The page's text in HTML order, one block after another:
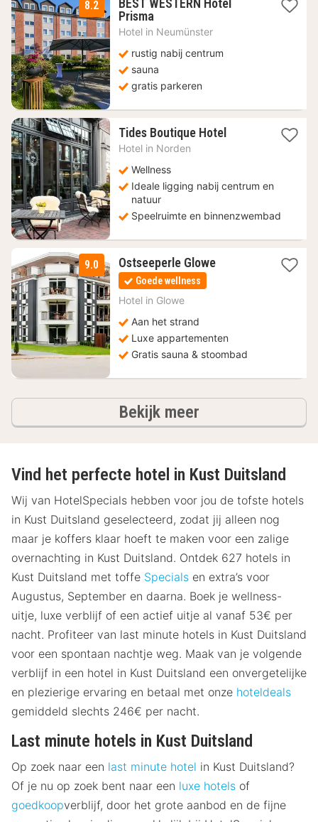
8.2
BEST WESTERN Hotel
Prisma1
nacht
88,50
€
Hotel in Neumünster
rustig nabij centrum
sauna
gratis parkeren
Tides Boutique Hotel1
€
Hotel in Norden
Wellness
Ideale ligging nabij centrum en
natuur
Speelruimte en binnenzwembad
9.0 Ostseeperle Glowe3
Goede wellness
Hotel in Glowe
Aan het strand
Luxe appartementen
Gratis sauna & stoombad
Bekijk meerhotels
Vind het perfecte hotel in Kust Duitsland
Wij van HotelSpecials hebben voor jou de tofste hotels
in Kust Duitsland geselecteerd, zodat jij alleen nog
maar je koffers klaar hoeft te maken voor een zalige
overnachting in Kust Duitsland. Ontdek 627 hotels in
Kust Duitsland met toffe Specials en extra’s voor
Augustus, September en daarna. Boek je wellness-
uitje, luxe verblijf of een actief uitje al vanaf 53€ per
nacht. Profiteer van last minute hotels in Kust Duitsland
voor een spontaan nachtje weg. Maak van je volgende
verblijf in een hotel in Kust Duitsland een onvergetelijke
en plezierige ervaring en betaal met onze hoteldeals
gemiddeld slechts 246€ per nacht.
Last minute hotels in Kust Duitsland
Op zoek naar een last minute hotel in Kust Duitsland?
Of je nu op zoek bent naar een luxe hotels of
goedkoopverblijf, door het grote aanbod en de fijne